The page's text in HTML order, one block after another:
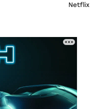
Netflix